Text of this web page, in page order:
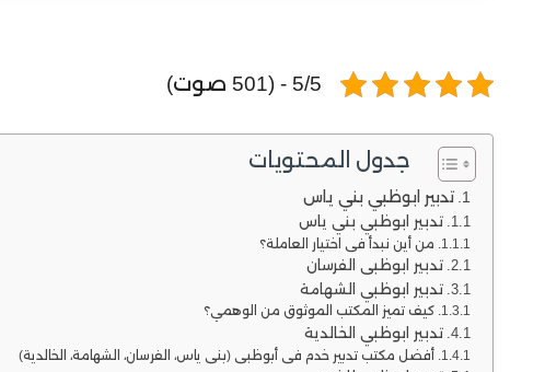
5/5 - (501 صوت)
جدول المحتويات
تدبير ابوظبي بني ياس
تدبير ابوظبي بني ياس
من أين نبدأ في اختيار العاملة؟
تدبير ابوظبي الفرسان
تدبير ابوظبي الشهامة
كيف تميز المكتب الموثوق من الوهمي؟
تدبير ابوظبي الخالدية
أفضل مكتب تدبير خدم في أبوظبي (بني ياس، الفرسان، الشهامة، الخالدية)